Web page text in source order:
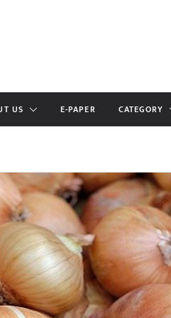
US E-PAPER CATEGORY